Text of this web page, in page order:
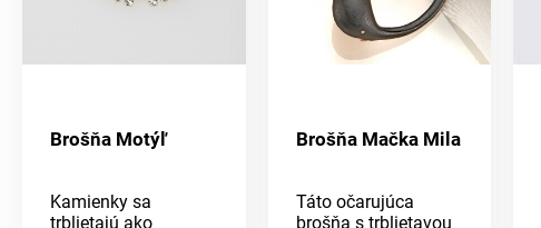
Brošňa Motýľ
Kamienky sa
trblietajú ako
Brošňa Mačka Mila
Táto očarujúca
brošňa s trblietavou